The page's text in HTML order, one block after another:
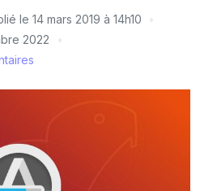
le 14 mars 2019 à 14h10
2022